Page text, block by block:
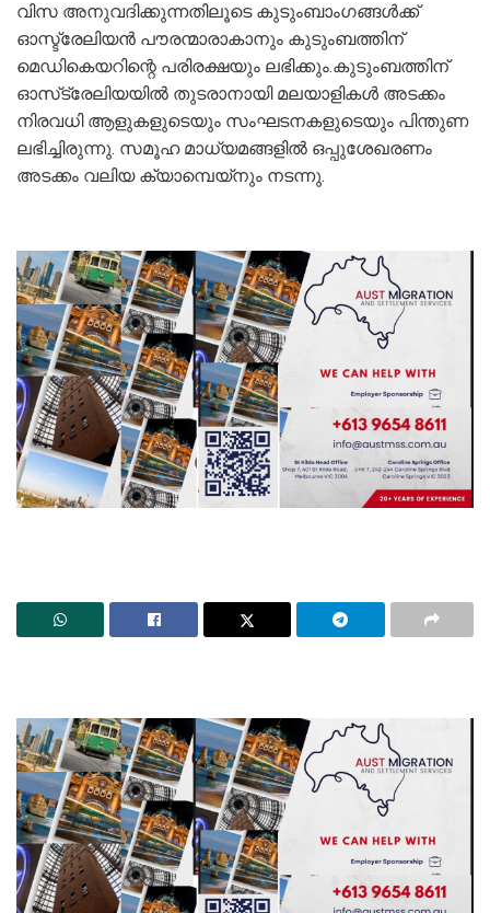
വിസ അനുവദിക്കുന്നതിലൂടെ കുടുംബാംഗങ്ങള്‍ക്ക്
ഓസ്ട്രേലിയന്‍ പൗരന്മാരാകാനും കുടുംബത്തിന്
മെഡികെയറിന്റെ പരിരക്ഷയും ലഭിക്കും.കുടുംബത്തിന്
ഓസ്‌ട്രേലിയയില്‍ തുടരാനായി മലയാളികള്‍ അടക്കം
നിരവധി ആളുകളുടെയും സംഘടനകളുടെയും പിന്തുണ
ലഭിച്ചിരുന്നു. സമൂഹ മാധ്യമങ്ങളില്‍ ഒപ്പുശേഖരണം
അടക്കം വലിയ ക്യാമ്പെയ്‌നും നടന്നു.